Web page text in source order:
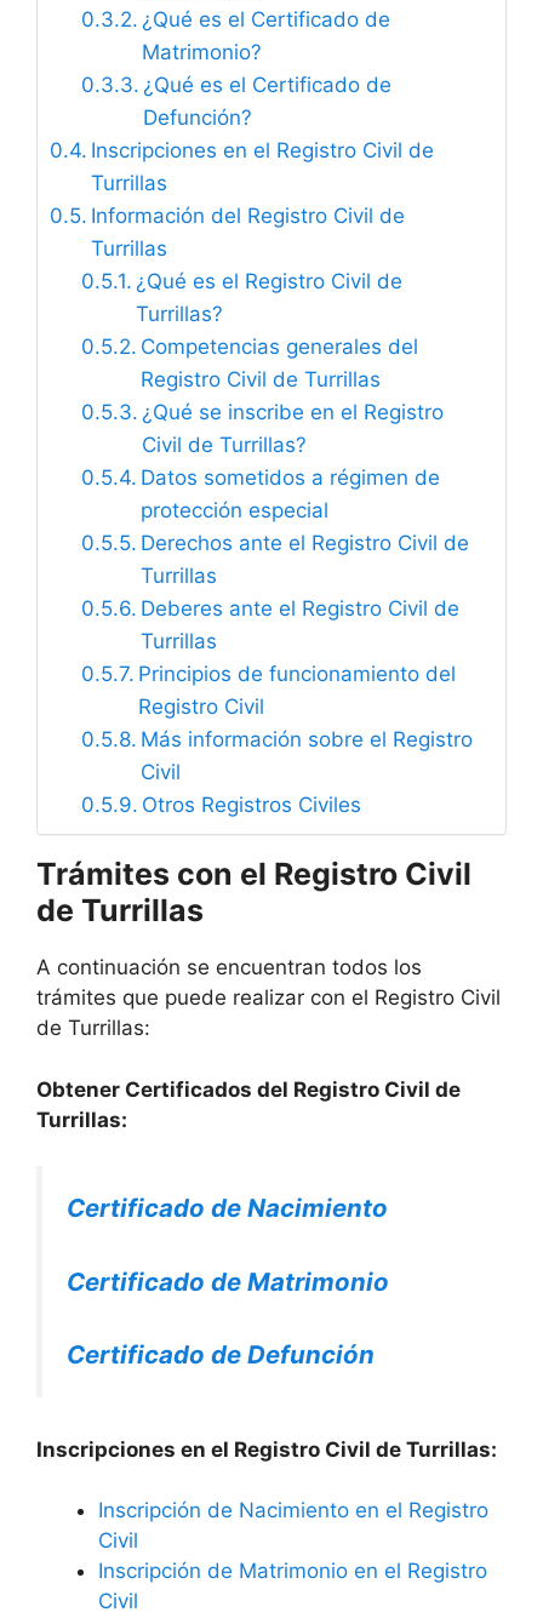
¿Qué es el Certificado de
Matrimonio?
¿Qué es el Certificado de
Defunción?
Inscripciones en el Registro Civil de
Turrillas
Información del Registro Civil de
Turrillas
¿Qué es el Registro Civil de
Turrillas?
Competencias generales del
Registro Civil de Turrillas
¿Qué se inscribe en el Registro
Civil de Turrillas?
Datos sometidos a régimen de
protección especial
Derechos ante el Registro Civil de
Turrillas
Deberes ante el Registro Civil de
Turrillas
Principios de funcionamiento del
Registro Civil
Más información sobre el Registro
Civil
Otros Registros Civiles
Trámites con el Registro Civil
de Turrillas
A continuación se encuentran todos los
trámites que puede realizar con el Registro Civil
de Turrillas:
Obtener Certificados del Registro Civil de
Turrillas:
Certificado de Nacimiento
Certificado de Matrimonio
Certificado de Defunción
Inscripciones en el Registro Civil de Turrillas:
Inscripción de Nacimiento en el Registro
Civil
Inscripción de Matrimonio en el Registro
Civil